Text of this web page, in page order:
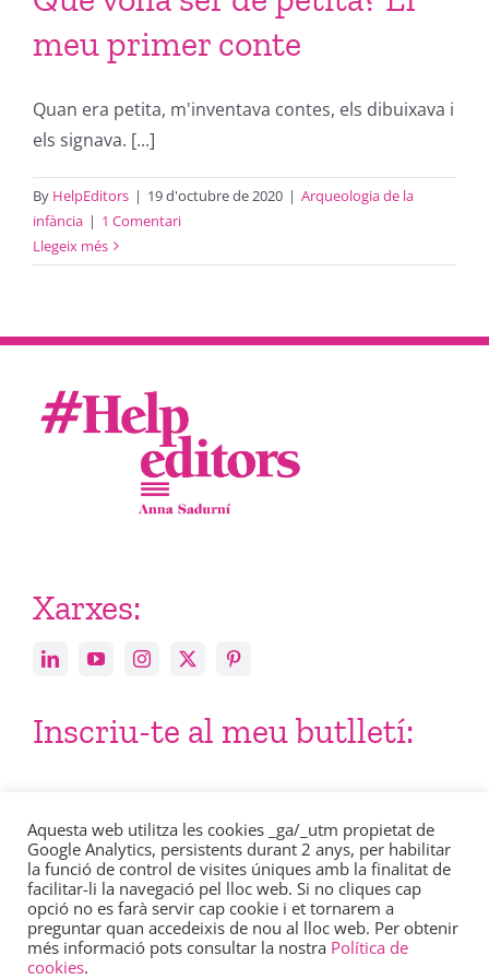
meu primer conte
Quan era petita, m'inventava contes, els dibuixava i
els signava. [...]
By HelpEditors | 19 d'octubre de 2020 | Arqueologia de la
infància | 1 Comentari
Llegeix més
Xarxes:
Inscriu-te al meu butlletí:
Consulta en aquest enllaç la nostrapolítica de privacitat.
Aquesta web utilitza les cookies _ga/_utm propietat de
Google Analytics, persistents durant 2 anys, per habilitar
la funció de control de visites úniques amb la finalitat de
facilitar-li la navegació pel lloc web. Si no cliques cap
opció no es farà servir cap cookie i et tornarem a
preguntar quan accedeixis de nou al lloc web. Per obtenir
més informació pots consultar la nostra Política de
cookies.